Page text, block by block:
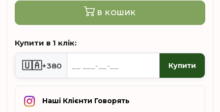
В КОШИК
Купити в 1 клік:
🇺🇦+380 Купити
Наші Клієнти Говорять